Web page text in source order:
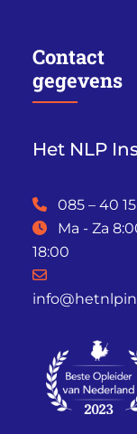
Contact
gegevens
Het NLP
085 – 40
Ma - Za
18:00